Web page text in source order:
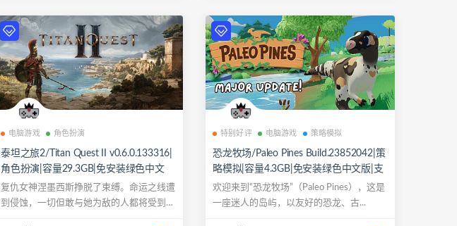
电脑游戏 角色扮演
泰坦之旅2/Titan Quest II v0.6.0.133316|
角色扮演|容量29.3GB|免安装绿色中文
版|支持键盘.鼠标.手柄
复仇女神涅墨西斯挣脱了束缚。命运之线遭
到侵蚀，一切但敢与她为敌的人都将受到惩
特别好评 电脑游戏 策略模拟
恐龙牧场/Paleo Pines Build.23852042|策
略模拟|容量4.3GB|免安装绿色中文版|支
持键盘.鼠标.手柄
欢迎来到“恐龙牧场”（Paleo Pines），这是
一座迷人的岛屿，以友好的恐龙、古...